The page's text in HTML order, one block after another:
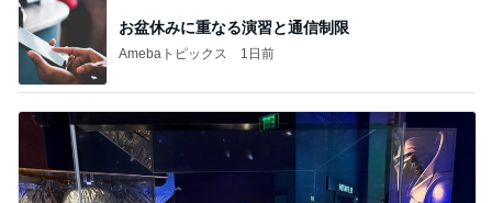
お盆休みに重なる演習と通信制限
Amebaトピックス 1日前